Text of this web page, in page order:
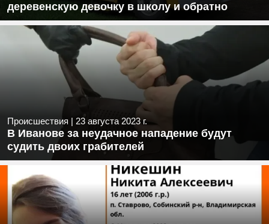
деревенскую девочку в школу и обратно
Происшествия | 23 августа 2023 г.
В Иванове за неудачное нападение будут
судить двоих грабителей